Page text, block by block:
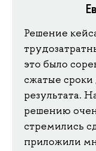
Решение
это было
сжатые
результата.
решению
стремились
приложили